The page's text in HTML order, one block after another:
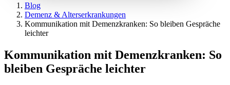
Blog
Demenz & Alterserkrankungen
Kommunikation mit Demenzkranken: So bleiben Gespräche
leichter
Kommunikation mit Demenzkranken: So
bleiben Gespräche leichter